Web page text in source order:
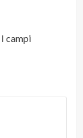
I campi